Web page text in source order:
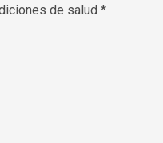
de salud*